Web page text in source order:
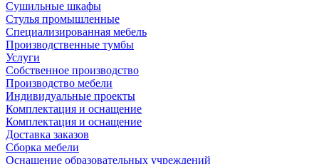
Сушильные шкафы
Стулья промышленные
Специализированная мебель
Производственные тумбы
Услуги
Собственное производство
Производство мебели
Индивидуальные проекты
Комплектация и оснащение
Комплектация и оснащение
Доставка заказов
Сборка мебели
Оснащение образовательных учреждений